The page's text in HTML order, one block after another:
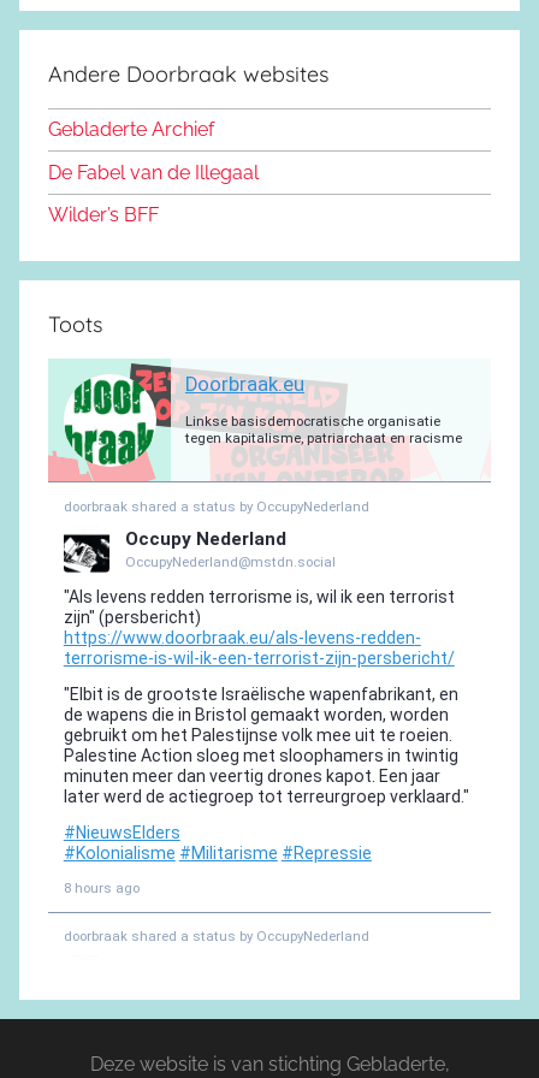
o
n
s
u
g
s
a
b
o
o
Andere Doorbraak websites
Gebladerte Archief
De Fabel van de Illegaal
Wilder’s BFF
Toots
Deze website is van stichting Gebladerte,